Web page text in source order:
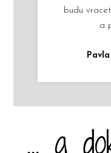
budu
a
... a